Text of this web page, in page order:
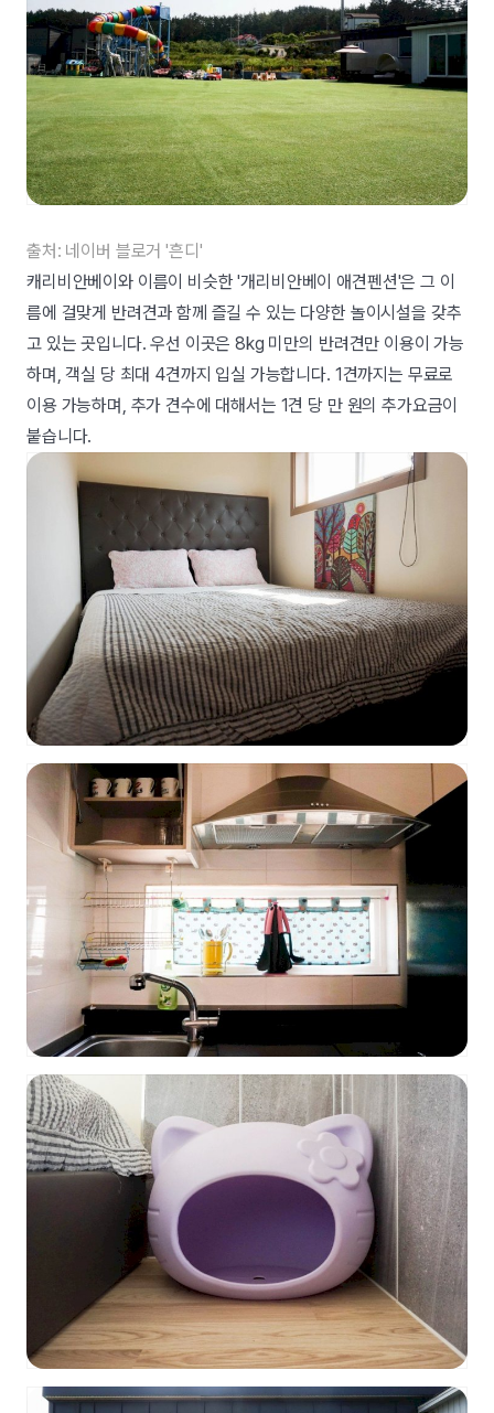
출처: 네이버 블로거 '흔디'
캐리비안베이와 이름이 비슷한 '개리비안베이 애견펜션'은 그 이
름에 걸맞게 반려견과 함께 즐길 수 있는 다양한 놀이시설을 갖추
고 있는 곳입니다. 우선 이곳은 8kg 미만의 반려견만 이용이 가능
하며, 객실 당 최대 4견까지 입실 가능합니다. 1견까지는 무료로
이용 가능하며, 추가 견수에 대해서는 1견 당 만 원의 추가요금이
붙습니다.